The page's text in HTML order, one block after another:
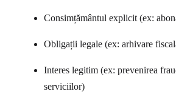
Consimțământul explicit (ex:
Obligații legale (ex: arhivare
Interes legitim (ex: prevenirea
serviciilor)